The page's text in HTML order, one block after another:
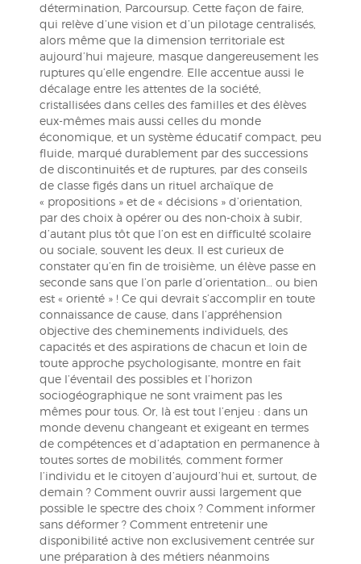
détermination, Parcoursup. Cette façon de faire,
qui relève d’une vision et d’un pilotage centralisés,
alors même que la dimension territoriale est
aujourd’hui majeure, masque dangereusement les
ruptures qu’elle engendre. Elle accentue aussi le
décalage entre les attentes de la société,
cristallisées dans celles des familles et des élèves
eux-mêmes mais aussi celles du monde
économique, et un système éducatif compact, peu
fluide, marqué durablement par des successions
de discontinuités et de ruptures, par des conseils
de classe figés dans un rituel archaïque de
« propositions » et de « décisions » d’orientation,
par des choix à opérer ou des non-choix à subir,
d’autant plus tôt que l’on est en difficulté scolaire
ou sociale, souvent les deux. Il est curieux de
constater qu’en fin de troisième, un élève passe en
seconde sans que l’on parle d’orientation… ou bien
est « orienté » ! Ce qui devrait s’accomplir en toute
connaissance de cause, dans l’appréhension
objective des cheminements individuels, des
capacités et des aspirations de chacun et loin de
toute approche psychologisante, montre en fait
que l’éventail des possibles et l’horizon
sociogéographique ne sont vraiment pas les
mêmes pour tous. Or, là est tout l’enjeu : dans un
monde devenu changeant et exigeant en termes
de compétences et d’adaptation en permanence à
toutes sortes de mobilités, comment former
l’individu et le citoyen d’aujourd’hui et, surtout, de
demain ? Comment ouvrir aussi largement que
possible le spectre des choix ? Comment informer
sans déformer ? Comment entretenir une
disponibilité active non exclusivement centrée sur
une préparation à des métiers néanmoins